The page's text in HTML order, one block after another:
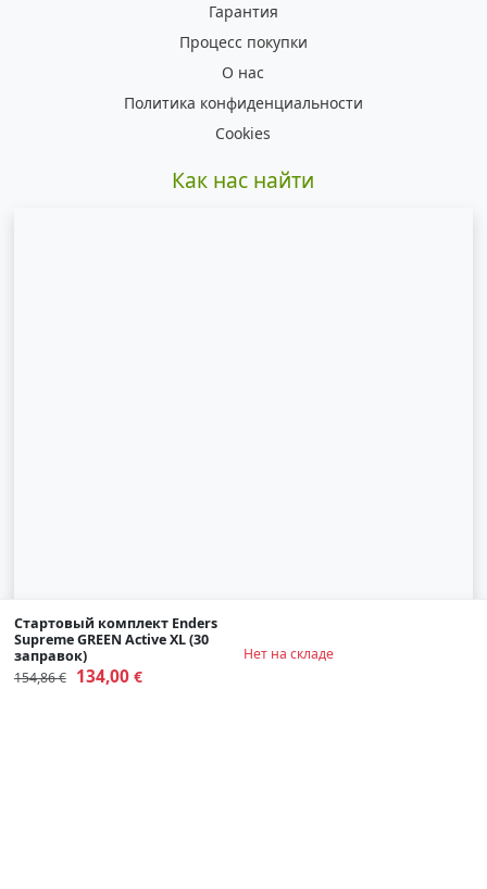
Стартовый комплект Enders
Supreme GREEN Active XL (30
заправок)
154,86 €
134,00€
Нет на складе
Гарантия
Процесс покупки
О нас
Политика конфиденциальности
Cookies
Как нас найти